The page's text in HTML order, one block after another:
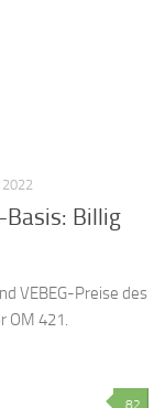
2022
Basis: Billig
VEBEG-Preise des
OM 421.